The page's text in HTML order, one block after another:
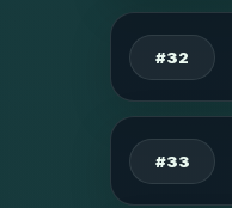
#32
#33